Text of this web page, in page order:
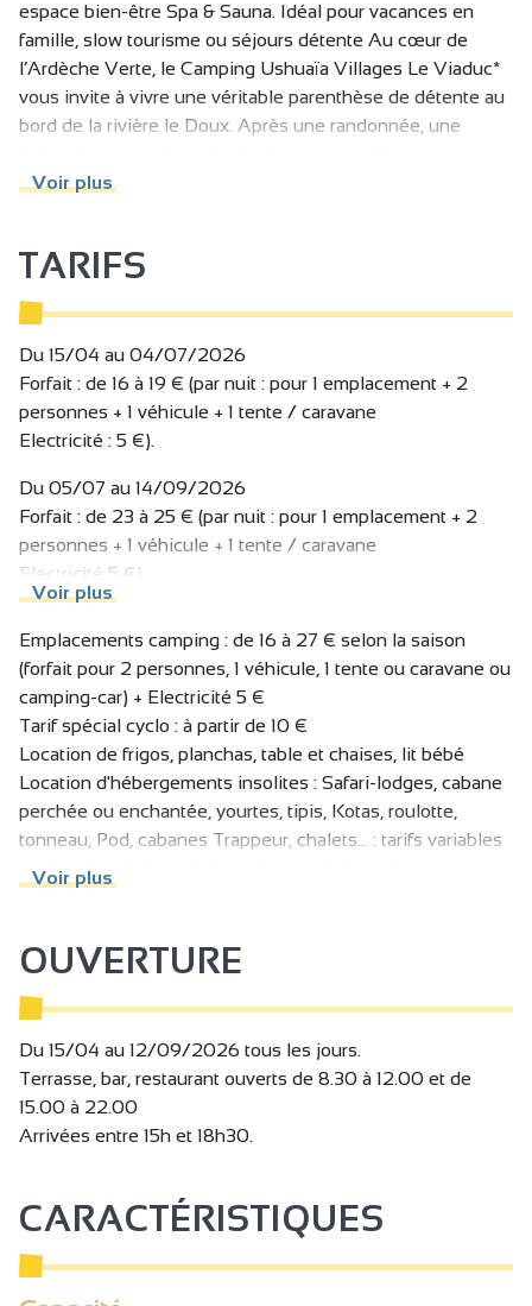
espace bien-être Spa & Sauna. Idéal pour vacances en
famille, slow tourisme ou séjours détente Au cœur de
l’Ardèche Verte, le Camping Ushuaïa Villages Le Viaduc*
vous invite à vivre une véritable parenthèse de détente au
bord de la rivière le Doux. Après une randonnée, une
moment de relaxation dans notre nouvel espace Spa &
Hébergements insolites, cabane perchée avec spa,
restaurant, nature omniprésente et silence apaisant… Ici, on
ralentit, on respire, on se ressource !
Voir plus
TARIFS
Du 15/04 au 04/07/2026
Forfait : de 16 à 19 € (par nuit : pour 1 emplacement + 2
personnes + 1 véhicule + 1 tente / caravane
Electricité : 5 €).
Du 05/07 au 14/09/2026
Forfait : de 23 à 25 € (par nuit : pour 1 emplacement + 2
personnes + 1 véhicule + 1 tente / caravane
Electricité 5 €).
(forfait pour 2 personnes, 1 véhicule, 1 tente ou caravane ou
camping-car) + Electricité 5 €
Tarif spécial cyclo : à partir de 10 €
Location de frigos, planchas, table et chaises, lit bébé
Location d'hébergements insolites : Safari-lodges, cabane
perchée ou enchantée, yourtes, tipis, Kotas, roulotte,
tonneau, Pod, cabanes Trappeur, chalets... : tarifs variables
en fonction de la période et du type de location.
Espace bien-être Spa & sauna : 20 € / heure par personne
Tarifs taxe de séjour : 0,50 €/adulte et par nuitée
Voir plus
Emplacements camping : de 16 à 27 € selon la saison
(forfait pour 2 personnes, 1 véhicule, 1 tente ou caravane ou
camping-car) + Electricité 5 €
Tarif spécial cyclo : à partir de 10 €
Location de frigos, planchas, table et chaises, lit bébé
Location d'hébergements insolites : Safari-lodges, cabane
perchée ou enchantée, yourtes, tipis, Kotas, roulotte,
tonneau, Pod, cabanes Trappeur, chalets... : tarifs variables
en fonction de la période et du type de location.
Tarifs taxe de séjour : 0,50 €/adulte et par nuitée
Eco-participation : 0,40 €/personne et par nuitée
Voir plus
OUVERTURE
Du 15/04 au 12/09/2026 tous les jours.
Terrasse, bar, restaurant ouverts de 8.30 à 12.00 et de
15.00 à 22.00
Arrivées entre 15h et 18h30.
CARACTÉRISTIQUES